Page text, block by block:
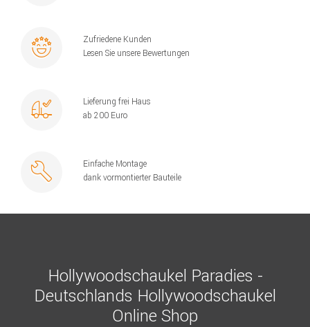
Zufriedene Kunden
Lesen Sie unsere Bewertungen
Lieferung frei Haus
ab 200 Euro
Einfache Montage
dank vormontierter Bauteile
Hollywoodschaukel Paradies -
Deutschlands Hollywoodschaukel
Online Shop